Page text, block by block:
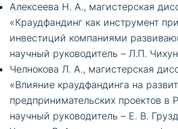
Алексеева Н. А., магистерская
«Краудфандинг как инструмент
инвестиций компаниями
научный руководитель – Л.П. Чихун
Челнокова Л. А., магистерская
«Влияние краудфандинга на
предпринимательских проектов в
научный руководитель – Е. В.